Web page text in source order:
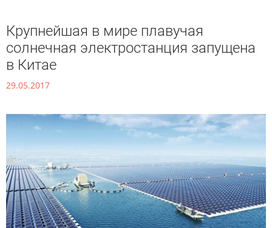
Крупнейшая в мире плавучая
солнечная электростанция запущена
в Китае
29.05.2017